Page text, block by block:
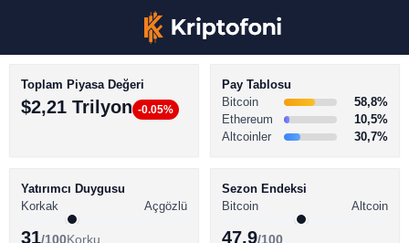
BİTCOİN HABERLERİ
ALTCOİN HABERLERİ
Toplam Piyasa Değeri
$2,21 Trilyon -0.05%
Pay Tablosu
Bitcoin
58,8%
Ethereum
10,5%
Altcoinler
30,7%
Yatırımcı Duygusu
Korkak
Açgözlü
31/100Korku
Sezon Endeksi
Bitcoin
Altcoin
47.9/100